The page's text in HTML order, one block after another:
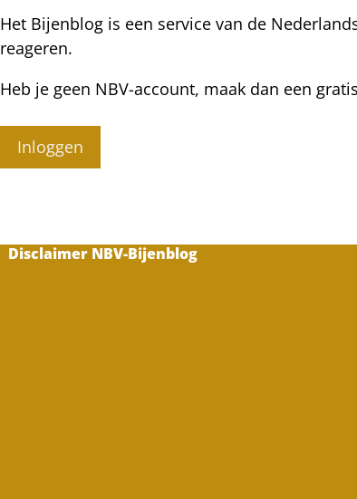
Het Bijenblog is een service van de
reageren.
Heb je geen NBV-account, maak dan een
Inloggen
Disclaimer NBV-Bijenblog